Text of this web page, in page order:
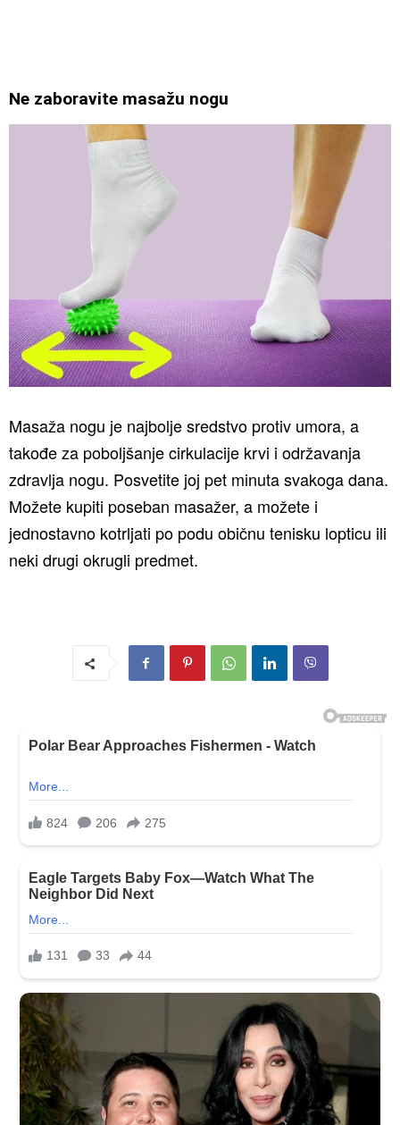
Ne zaboravite masažu nogu
Masaža nogu je najbolje sredstvo protiv umora, a
takođe za poboljšanje cirkulacije krvi i održavanja
zdravlja nogu. Posvetite joj pet minuta svakoga dana.
Možete kupiti poseban masažer, a možete i
jednostavno kotrljati po podu običnu tenisku lopticu ili
neki drugi okrugli predmet.